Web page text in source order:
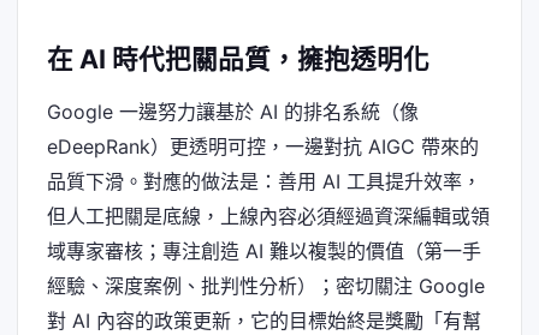
在 AI 時代把關品質，擁抱透明化
Google 一邊努力讓基於 AI 的排名系統（像
eDeepRank）更透明可控，一邊對抗 AIGC 帶來的
品質下滑。對應的做法是：善用 AI 工具提升效率，
但人工把關是底線，上線內容必須經過資深編輯或領
域專家審核；專注創造 AI 難以複製的價值（第一手
經驗、深度案例、批判性分析）；密切關注 Google
對 AI 內容的政策更新，它的目標始終是獎勵「有幫